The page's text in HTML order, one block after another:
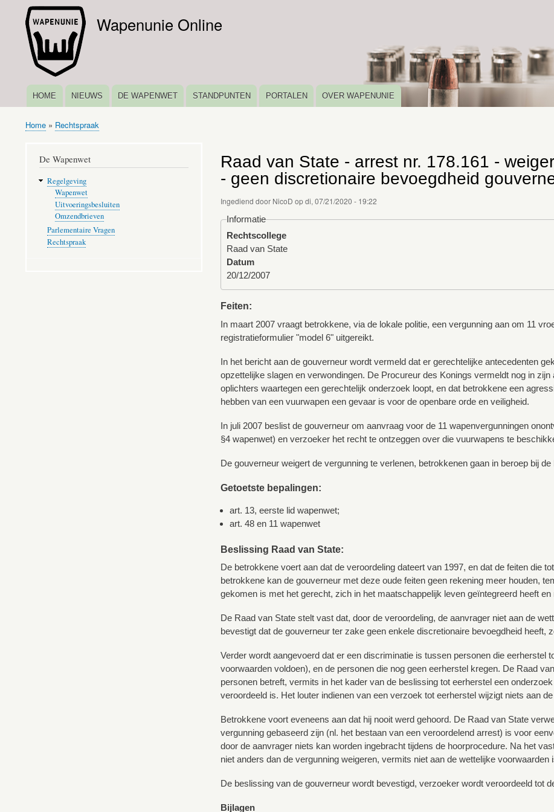
inhoud
gaan
Wapenunie Online
HOOFDNAVIGATIE
HOME NIEUWS DE WAPENWET STANDPUNTEN PORTALEN OVER WAPENUNIE
Kruimelpad
Home Rechtspraak
Raad van State - arrest nr. 178.161 -
- geen discretionaire bevoegdheid
Ingediend door NicoD opdi, 07/21/2020 - 19:22
Informatie
Rechtscollege
Raad van State
Datum
20/12/2007
Feiten:
In maart 2007 vraagt betrokkene, via de lokale politie, een vergunning aan om 11
registratieformulier "model 6" uitgereikt.
In het bericht aan de gouverneur wordt vermeld dat er gerechtelijke antecedenten
opzettelijke slagen en verwondingen. De Procureur des Konings vermeldt nog in
oplichters waartegen een gerechtelijk onderzoek loopt, en dat betrokkene een
hebben van een vuurwapen een gevaar is voor de openbare orde en veiligheid.
In juli 2007 beslist de gouverneur om aanvraag voor de 11 wapenvergunningen
§4 wapenwet) en verzoeker het recht te ontzeggen over die vuurwapens te
De gouverneur weigert de vergunning te verlenen, betrokkenen gaan in beroep bij
Getoetste bepalingen:
art. 13, eerste lid wapenwet;
art. 48 en 11 wapenwet
Beslissing Raad van State:
De betrokkene voert aan dat de veroordeling dateert van 1997, en dat de feiten die
betrokkene kan de gouverneur met deze oude feiten geen rekening meer houden,
gekomen is met het gerecht, zich in het maatschappelijk leven geïntegreerd heeft
De Raad van State stelt vast dat, door de veroordeling, de aanvrager niet aan de
bevestigt dat de gouverneur ter zake geen enkele discretionaire bevoegdheid heeft,
Verder wordt aangevoerd dat er een discriminatie is tussen personen die eerherstel
voorwaarden voldoen), en de personen die nog geen eerherstel kregen. De Raad
personen betreft, vermits in het kader van de beslissing tot eerherstel een
veroordeeld is. Het louter indienen van een verzoek tot eerherstel wijzigt niets aan
Betrokkene voort eveneens aan dat hij nooit werd gehoord. De Raad van State
vergunning gebaseerd zijn (nl. het bestaan van een veroordelend arrest) is voor
door de aanvrager niets kan worden ingebracht tijdens de hoorprocedure. Na het
niet anders dan de vergunning weigeren, vermits niet aan de wettelijke voorwaarden
De beslissing van de gouverneur wordt bevestigd, verzoeker wordt veroordeeld tot
Bijlagen
De Wapenwet
Regelgeving
Wapenwet
Uitvoeringsbesluiten
Omzendbrieven
Parlementaire Vragen
Rechtspraak